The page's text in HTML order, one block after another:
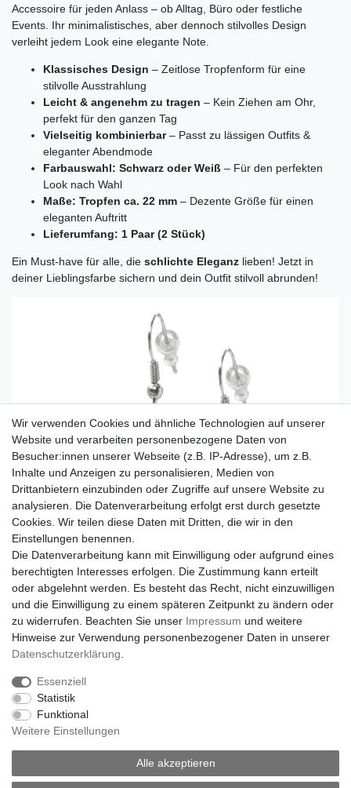
Accessoire für jeden Anlass – ob Alltag, Büro oder festliche
Events. Ihr minimalistisches, aber dennoch stilvolles Design
verleiht jedem Look eine elegante Note.
Klassisches Design – Zeitlose Tropfenform für eine
stilvolle Ausstrahlung
Leicht & angenehm zu tragen – Kein Ziehen am Ohr,
perfekt für den ganzen Tag
Vielseitig kombinierbar– Passt zu lässigen Outfits &
eleganter Abendmode
Farbauswahl: Schwarz oder Weiß – Für den perfekten
Look nach Wahl
Maße: Tropfen ca. 22 mm – Dezente Größe für einen
eleganten Auftritt
Lieferumfang: 1 Paar (2 Stück)
Ein Must-have für alle, die schlichte Eleganz lieben! Jetzt in
deiner Lieblingsfarbe sichern und dein Outfit stilvoll abrunden!
Wir verwenden Cookies und ähnliche Technologien auf unserer
Website und verarbeiten personenbezogene Daten von
Besucher:innen unserer Webseite (z.B. IP-Adresse), um z.B.
Inhalte und Anzeigen zu personalisieren, Medien von
Drittanbietern einzubinden oder Zugriffe auf unsere Website zu
analysieren. Die Datenverarbeitung erfolgt erst durch gesetzte
Cookies. Wir teilen diese Daten mit Dritten, die wir in den
Einstellungen benennen.
Die Datenverarbeitung kann mit Einwilligung oder aufgrund eines
berechtigten Interesses erfolgen. Die Zustimmung kann erteilt
oder abgelehnt werden. Es besteht das Recht, nicht einzuwilligen
und die Einwilligung zu einem späteren Zeitpunkt zu ändern oder
zu widerrufen. Beachten Sie unser Impressum und weitere
Hinweise zur Verwendung personenbezogener Daten in unserer
Daten­schutz­erklärung
Essenziell
Statistik
Funktional
Weitere Einstellungen
Alle akzeptieren
Impressum
Widerrufs­recht